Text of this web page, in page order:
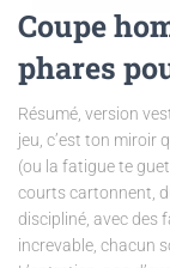
Coupe
phares
Résumé, version
jeu, c’est ton miroir
(ou la fatigue te
courts cartonnent,
discipliné, avec des
increvable, chacun